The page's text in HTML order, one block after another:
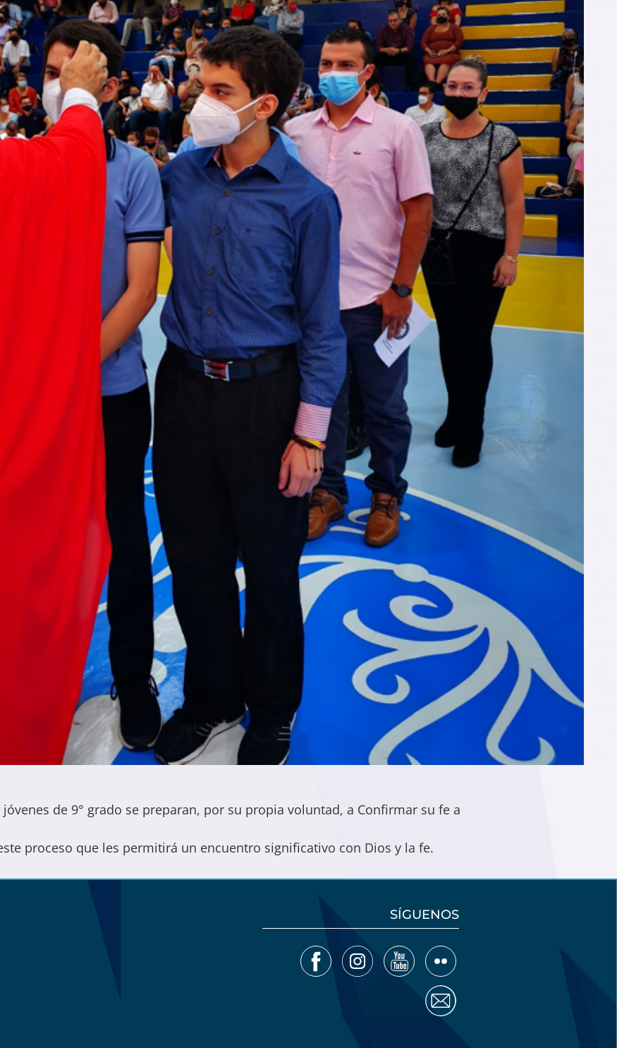
de 9° grado se preparan, por su propia voluntad, a Confirmar su fe a
proceso que les permitirá un encuentro significativo con Dios y la fe.
SÍGUENOS